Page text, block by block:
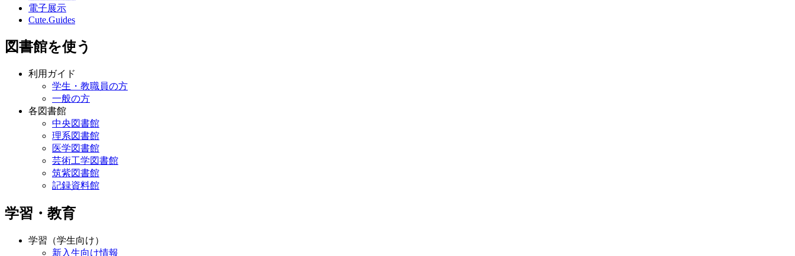
電子展示
Cute.Guides
図書館を使う
利用ガイド
学生・教職員の方
一般の方
各図書館
中央図書館
理系図書館
医学図書館
芸術工学図書館
筑紫図書館
記録資料館
学習・教育
学習（学生向け）
新入生向け情報